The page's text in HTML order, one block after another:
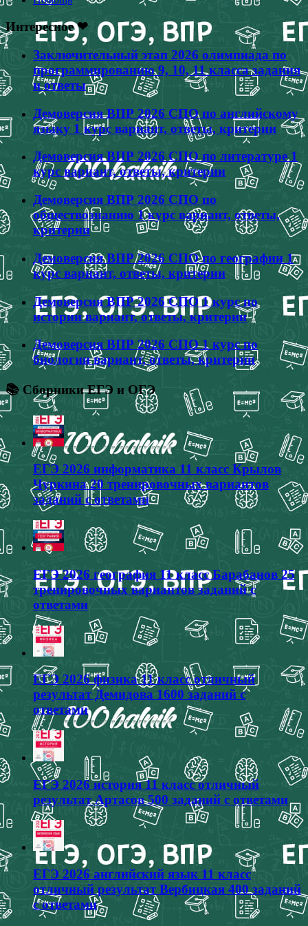
Интересное ❤
Заключительный этап 2026 олимпиада по
программированию 9, 10, 11 класса задания
и ответы
Демоверсия ВПР 2026 СПО по английскому
языку 1 курс вариант, ответы, критерии
Демоверсия ВПР 2026 СПО по литературе 1
курс вариант, ответы, критерии
Демоверсия ВПР 2026 СПО по
обществознанию 1 курс вариант, ответы,
критерии
Демоверсия ВПР 2026 СПО по географии 1
курс вариант, ответы, критерии
Демоверсия ВПР 2026 СПО 1 курс по
истории вариант, ответы, критерии
Демоверсия ВПР 2026 СПО 1 курс по
биологии вариант, ответы, критерии
📚 Сборники ЕГЭ и ОГЭ
ЕГЭ 2026 информатика 11 класс Крылов
Чуркина 20 тренировочных вариантов
заданий с ответами
ЕГЭ 2026 география 11 класс Барабанов 25
тренировочных вариантов заданий с
ответами
ЕГЭ 2026 физика 11 класс отличный
результат Демидова 1600 заданий с
ответами
ЕГЭ 2026 история 11 класс отличный
результат Артасов 500 заданий с ответами
ЕГЭ 2026 английский язык 11 класс
отличный результат Вербицкая 400 заданий
с ответами